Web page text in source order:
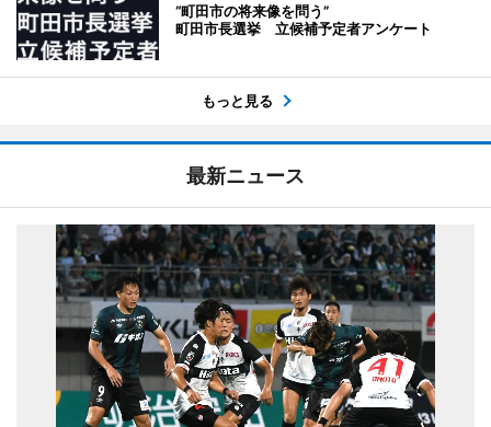
“町田市の将来像を問う”
町田市長選挙 立候補予定者アンケート
もっと見る
最新ニュース